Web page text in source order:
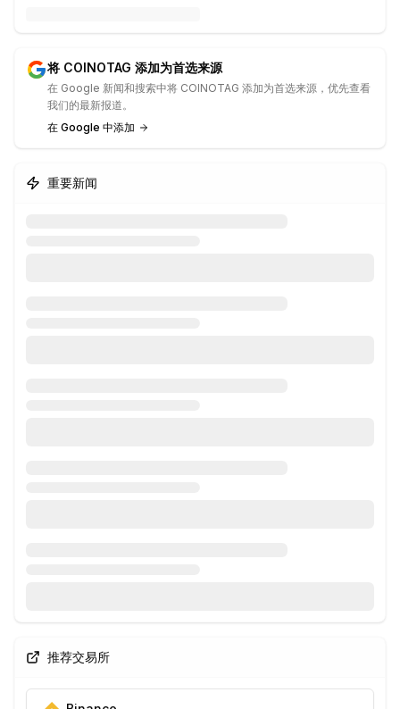
将 COINOTAG 添加为首选来源
在 Google 新闻和搜索中将 COINOTAG 添加为首选来源，优先查看
我们的最新报道。
在 Google 中添加
重要新闻
推荐交易所